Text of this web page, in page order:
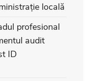
locală
profesional
audit
ID